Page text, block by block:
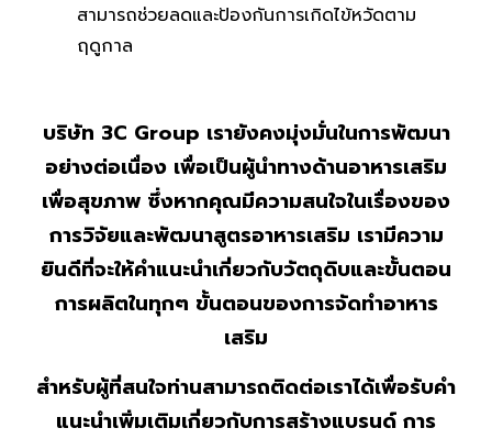
สามารถช่วยลดและป้องกันการเกิดไข้หวัดตาม
ฤดูกาล
บริษัท 3C Group เรายังคงมุ่งมั่นในการพัฒนา
อย่างต่อเนื่อง เพื่อเป็นผู้นำทางด้านอาหารเสริม
เพื่อสุขภาพ ซึ่งหากคุณมีความสนใจในเรื่องของ
การวิจัยและพัฒนาสูตรอาหารเสริม เรามีความ
ยินดีที่จะให้คำแนะนำเกี่ยวกับวัตถุดิบและขั้นตอน
การผลิตในทุกๆ ขั้นตอนของการจัดทำอาหาร
เสริม
สำหรับผู้ที่สนใจท่านสามารถติดต่อเราได้เพื่อรับคำ
แนะนำเพิ่มเติมเกี่ยวกับการสร้างแบรนด์ การ